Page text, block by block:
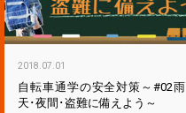
2018.07.01
自転車通学の安全対策～#02雨
天･夜間･盗難に備えよう～